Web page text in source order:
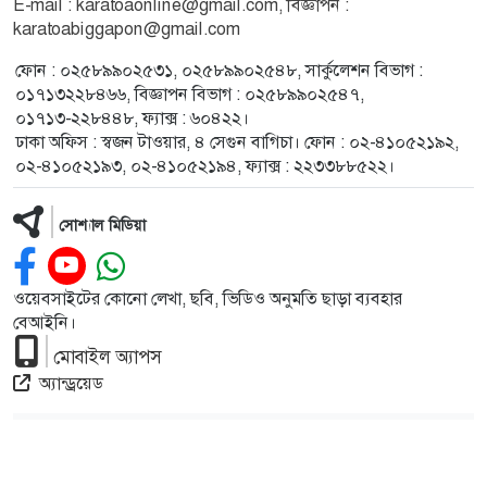
karatoabiggapon@gmail.com
ফোন : ০২৫৮৯৯০২৫৩১, ০২৫৮৯৯০২৫৪৮, সার্কুলেশন বিভাগ :
০১৭১৩২২৮৪৬৬, বিজ্ঞাপন বিভাগ : ০২৫৮৯৯০২৫৪৭,
০১৭১৩-২২৮৪৪৮, ফ্যাক্স : ৬০৪২২।
ঢাকা অফিস : স্বজন টাওয়ার, ৪ সেগুন বাগিচা। ফোন : ০২-৪১০৫২১৯২,
০২-৪১০৫২১৯৩, ০২-৪১০৫২১৯৪, ফ্যাক্স : ২২৩৩৮৮৫২২।
সোশ্যাল মিডিয়া
ওয়েবসাইটের কোনো লেখা, ছবি, ভিডিও অনুমতি ছাড়া ব্যবহার
বেআইনি।
মোবাইল অ্যাপস
অ্যান্ড্রয়েড